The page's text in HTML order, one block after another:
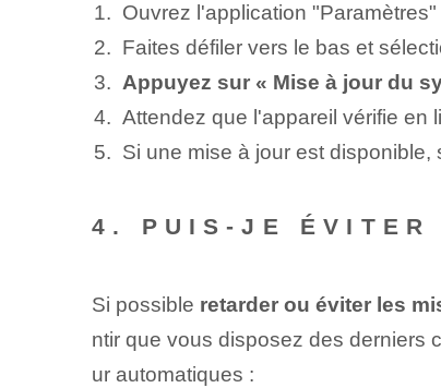
Ouvrez l'application
Faites défiler vers le bas et
Appuyez sur « Mise à jour du
Attendez que l'appareil vérifie en
Si une mise à jour est
4. PUIS-JE ÉVITER
Si possible retarder ou éviter les
ntir que vous disposez des derniers
ur automatiques :